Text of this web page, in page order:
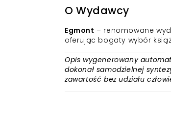
O Wydawcy
Egmont – renomowane
oferując bogaty wybór
Opis wygenerowany
dokonał samodzielnej
zawartość bez udziału